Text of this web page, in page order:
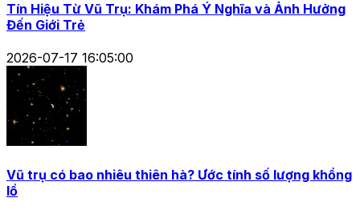
Tín Hiệu Từ Vũ Trụ: Khám Phá Ý Nghĩa và Ảnh Hưởng
Đến Giới Trẻ
2026-07-17 16:05:00
Vũ trụ có bao nhiêu thiên hà? Ước tính số lượng khổng
lồ